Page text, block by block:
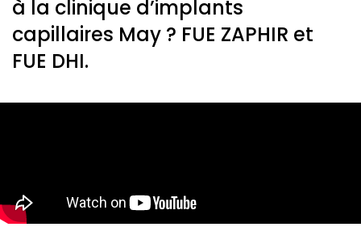
à la clinique d’implants
capillaires May ? FUE ZAPHIR et
FUE DHI.